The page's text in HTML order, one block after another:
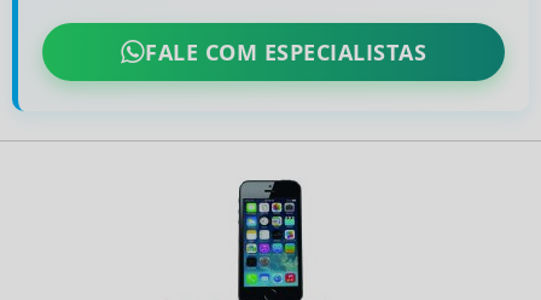
FALE COM ESPECIALISTAS